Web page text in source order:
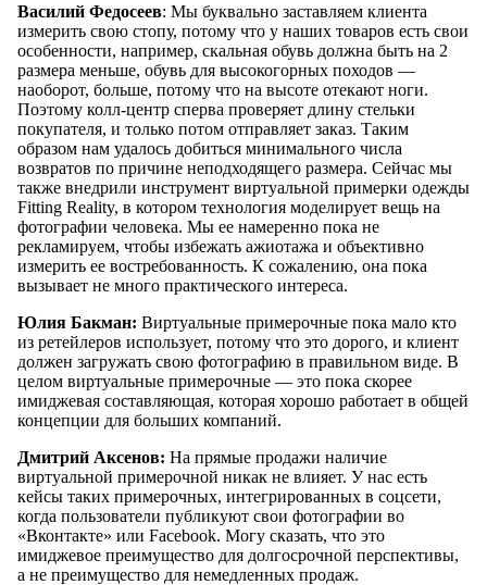
Василий Федосеев: Мы буквально заставляем клиента
измерить свою стопу, потому что у наших товаров есть свои
особенности, например, скальная обувь должна быть на 2
размера меньше, обувь для высокогорных походов —
наоборот, больше, потому что на высоте отекают ноги.
Поэтому колл-центр сперва проверяет длину стельки
покупателя, и только потом отправляет заказ. Таким
образом нам удалось добиться минимального числа
возвратов по причине неподходящего размера. Сейчас мы
также внедрили инструмент виртуальной примерки одежды
Fitting Reality, в котором технология моделирует вещь на
фотографии человека. Мы ее намеренно пока не
рекламируем, чтобы избежать ажиотажа и объективно
измерить ее востребованность. К сожалению, она пока
вызывает не много практического интереса.
Юлия Бакман: Виртуальные примерочные пока мало кто
из ретейлеров использует, потому что это дорого, и клиент
должен загружать свою фотографию в правильном виде. В
целом виртуальные примерочные — это пока скорее
имиджевая составляющая, которая хорошо работает в общей
концепции для больших компаний.
Дмитрий Аксенов: На прямые продажи наличие
виртуальной примерочной никак не влияет. У нас есть
кейсы таких примерочных, интегрированных в соцсети,
когда пользователи публикуют свои фотографии во
«Вконтакте» или Facebook. Могу сказать, что это
имиджевое преимущество для долгосрочной перспективы,
а не преимущество для немедленных продаж.